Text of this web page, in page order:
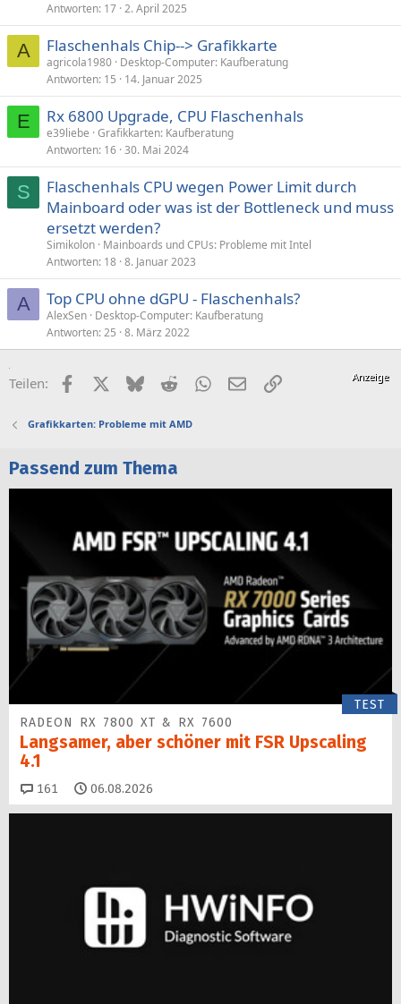
Antworten 17 2. April 2025
A Flaschenhals Chip--> Grafikkarte
agricola1980 Desktop-Computer: Kaufberatung
Antworten 15 14. Januar 2025
E Rx 6800 Upgrade, CPU Flaschenhals
e39liebe Grafikkarten: Kaufberatung
Antworten 16 30. Mai 2024
S
Flaschenhals CPU wegen Power Limit durch
Mainboard oder was ist der Bottleneck und muss
ersetzt werden?
Simikolon Mainboards und CPUs: Probleme mit Intel
Antworten 18 8. Januar 2023
A Top CPU ohne dGPU - Flaschenhals?
AlexSen Desktop-Computer: Kaufberatung
Antworten 25 8. März 2022
Teilen: FacebookX (Twitter)
BlueskyRedditWhatsApp
E-MailLink
Grafikkarten: Probleme mit AMD
Passend zum Thema
TEST
RADEON RX 7800 XT & RX 7600
Langsamer, aber schöner mit FSR Upscaling
4.1
161 Kommentare
06.08.2026